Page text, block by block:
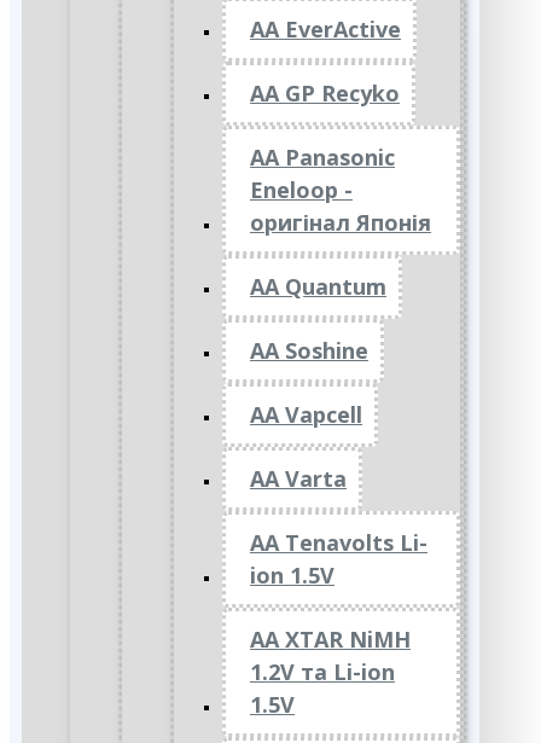
AA EverActive
AA GP Recyko
AA Panasonic
Eneloop -
оригінал Японія
AA Quantum
AA Soshine
AA Vapcell
AA Varta
AA Tenavolts Li-
ion 1.5V
AA XTAR NiMH
1.2V та Li-ion
1.5V